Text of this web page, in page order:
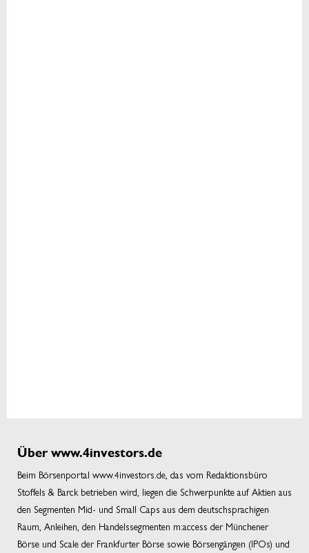
Über www.4investors.de
Beim Börsenportal www.4investors.de, das vom Redaktionsbüro
Stoffels & Barck betrieben wird, liegen die Schwerpunkte auf Aktien aus
den Segmenten Mid- und Small Caps aus dem deutschsprachigen
Raum, Anleihen, den Handelssegmenten m:access der Münchener
Börse und Scale der Frankfurter Börse sowie Börsengängen (IPOs) und